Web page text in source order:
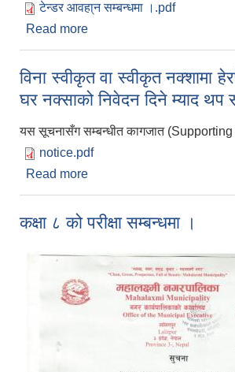
टेन्डर आवहा्न सम्बन्धमा ।.pdf
Read more
विना स्वीकृत वा स्वीकृत नक्शामा
घर नक्साको निवेदन दिने म्याद थप
यस सूचनासँग सम्बन्धीत कागजात
notice.pdf
Read more
कक्षा ८ को परीक्षा सम्बन्धमा ।